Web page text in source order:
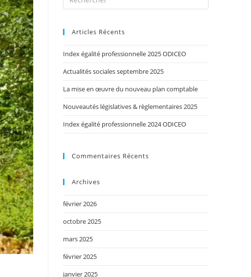
Articles Récents
Index égalité professionnelle 2025 ODICEO
Actualités sociales septembre 2025
La mise en œuvre du nouveau plan comptable
Nouveautés législatives & règlementaires 2025
Index égalité professionnelle 2024 ODICEO
Commentaires Récents
Archives
février 2026
octobre 2025
mars 2025
février 2025
janvier 2025